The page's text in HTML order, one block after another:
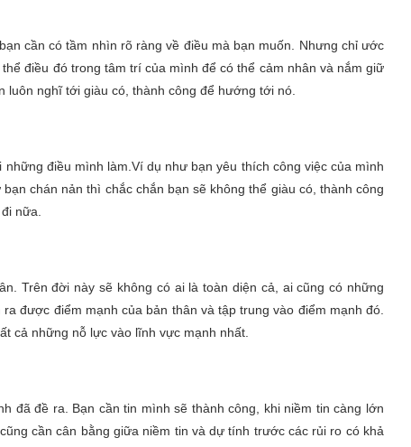
cần có tầm nhìn rõ ràng về điều mà bạn muốn. Nhưng chỉ ước
điều đó trong tâm trí của mình để có thể cảm nhân và nắm giữ
nghĩ tới giàu có, thành công để hướng tới nó.
điều mình làm.Ví dụ như bạn yêu thích công việc của mình
chán nản thì chắc chắn bạn sẽ không thể giàu có, thành công
nữa.
Trên đời này sẽ không có ai là toàn diện cả, ai cũng có những
được điểm mạnh của bản thân và tập trung vào điểm mạnh đó.
cả những nỗ lực vào lĩnh vực mạnh nhất.
đã đề ra. Bạn cần tin mình sẽ thành công, khi niềm tin càng lớn
cần cân bằng giữa niềm tin và dự tính trước các rủi ro có khả